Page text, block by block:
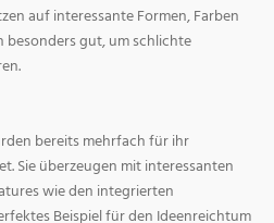
auf interessante Formen, Farben
besonders gut, um schlichte
bereits mehrfach für ihr
Sie überzeugen mit interessanten
wie den integrierten
Beispiel für den Ideenreichtum